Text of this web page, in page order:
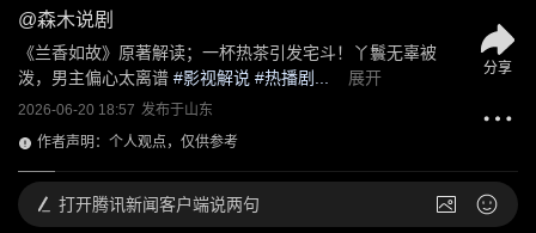
@森木说剧
《兰香如故》原著解读；一杯热茶引发宅斗！丫鬟无辜被
泼，男主偏心太离谱 #影视解说 #热播剧... 展开
2026-06-20 18:57 发布于山东
作者声明：个人观点，仅供参考
分享
打开腾讯新闻客户端说两句